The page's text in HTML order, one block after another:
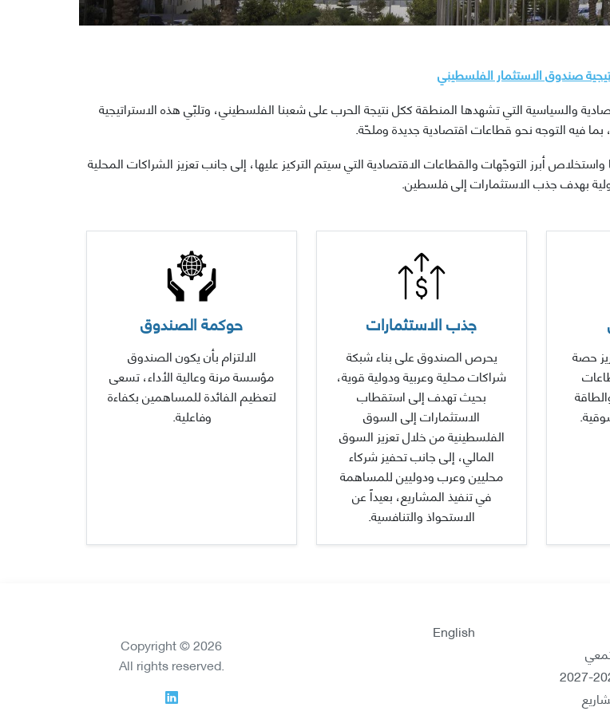
صندوق الاستثمار الفلسطيني
والسياسية التي تشهدها المنطقة ككل نتيجة الحرب على شعبنا الفلسطيني، وتلبّي هذه الاستراتيجية
بما فيه التوجه نحو قطاعات اقتصادية جديدة وملحّة.
أبرز التوجّهات والقطاعات الاقتصادية التي سيتم التركيز عليها، إلى جانب تعزيز الشراكات المحلية
بهدف جذب الاستثمارات إلى فلسطين.
حصة
جذب الاستثمارات
يحرص الصندوق على بناء شبكة
شراكات محلية وعربية ودولية قوية،
بحيث تهدف إلى استقطاب
الاستثمارات إلى السوق
الفلسطينية من خلال تعزيز السوق
المالي، إلى جانب تحفيز شركاء
محليين وعرب ودوليين للمساهمة
في تنفيذ المشاريع، بعيداً عن
الاستحواذ والتنافسية.
حوكمة الصندوق
الالتزام بأن يكون الصندوق
مؤسسة مرنة وعالية الأداء، تسعى
لتعظيم الفائدة للمساهمين بكفاءة
وفاعلية.
English
Copyright © 2026
All rights reserved.